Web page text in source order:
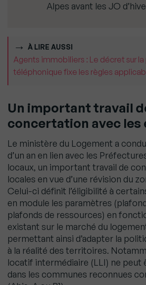
Alpes avant les JO
À LIRE AUSSI
Agents immobiliers : Le décret sur la
téléphonique fixe les règles
Un important travail
concertation avec les
Le ministère du Logement a
d’un an en lien avec les
locaux, un important travail de
locales en vue d’une révision du
Celui-ci définit l’éligibilité à
en module les paramètres
plafonds de ressources) en
existant sur le marché du
permettant ainsi d’adapter la
à la réalité des territoires.
locatif intermédiaire (LLI) ne peut
dans les communes reconnues